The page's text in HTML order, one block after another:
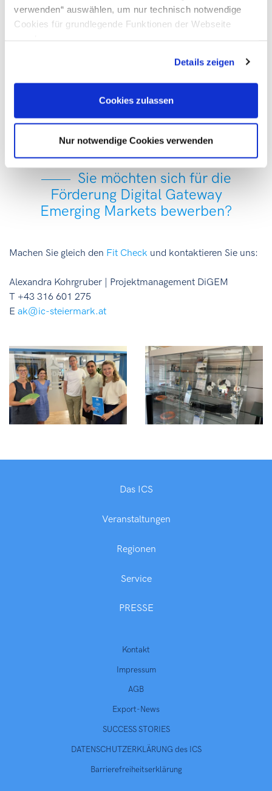
verwenden“ auswählen, um nur technisch notwendige
Cookies für grundlegende Funktionen der Webseite
Details zeigen
Cookies zulassen
Nur notwendige Cookies verwenden
Darüber hinaus informierten wir das Unternehmen über die
Internationalisierungsschritte in Frage kommen.
und freuen uns darauf, die GEODATA ZT GmbH bei ihrem
Digitalisierungsprojekt und ihren weiteren internationalen
Aktivitäten zu begleiten.
Sie möchten sich für die
Förderung Digital Gateway
Emerging Markets bewerben?
Machen Sie gleich den Fit Check und kontaktieren Sie uns:
Alexandra Kohrgruber | Projektmanagement DiGEM
T +43 316 601 275
E ak@ic-steiermark.at
Das ICS
Veranstaltungen
Regionen
Service
PRESSE
Kontakt
Impressum
AGB
Export-News
SUCCESS STORIES
DATENSCHUTZERKLÄRUNG des ICS
Barrierefreiheitserklärung